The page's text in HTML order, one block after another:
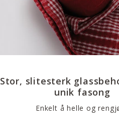
Stor, slitesterk
unik fasong
Enkelt å helle og